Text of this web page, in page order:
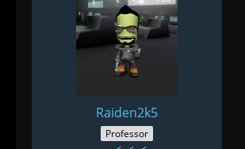
Raiden2k5
Professor